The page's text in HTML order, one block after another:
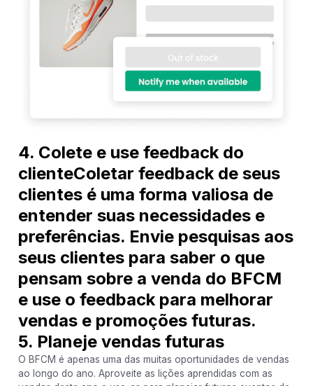
4. Colete e use feedback do
clienteColetar feedback de seus
clientes é uma forma valiosa de
entender suas necessidades e
preferências. Envie pesquisas aos
seus clientes para saber o que
pensam sobre a venda do BFCM
e use o feedback para melhorar
vendas e promoções futuras.
5. Planeje vendas futuras
O BFCM é apenas uma das muitas oportunidades de vendas
ao longo do ano. Aproveite as lições aprendidas com as